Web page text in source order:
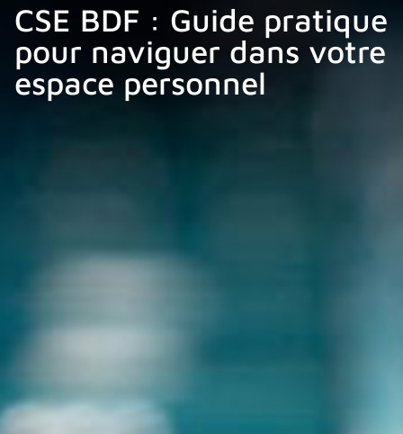
CSE BDF : Guide pratique
pour naviguer dans votre
espace personnel